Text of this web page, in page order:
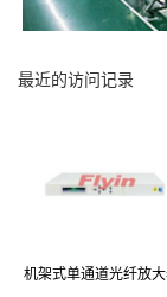
最近的访问记录
机架式单通道光纤放